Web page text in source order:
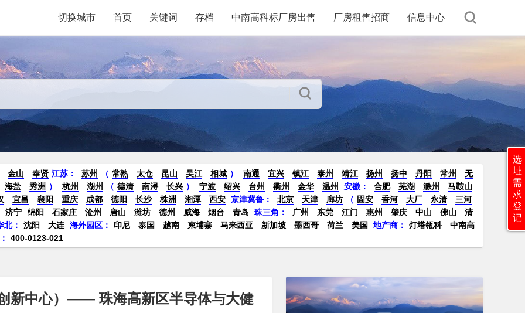
切换城市 首页 关键词 存档 中南高科标厂房出售 厂房租售招商 信息中心
金山 奉贤 江苏： 苏州 （ 常熟 太仓 昆山 吴江 相城 ） 南通 宜兴 镇江 泰州 靖江 扬州 扬中 丹阳 常州
无
海盐
秀洲 ） 杭州 湖州 （ 德清 南浔 长兴 ） 宁波 绍兴 台州 衢州 金华 温州 安徽： 合肥 芜湖 滁州
马鞍山
宜昌 襄阳 重庆 成都 德阳 长沙 株洲 湘潭 西安 京津冀鲁： 北京 天津 廊坊 （ 固安 香河 大厂 永清
三河
济宁
绵阳 石家庄 沧州 唐山 潍坊 德州 威海 烟台 青岛 珠三角： 广州 东莞 江门 惠州 肇庆 中山 佛山
清
北：
沈阳 大连 海外园区： 印尼 泰国 越南 柬埔寨 马来西亚 新加坡 墨西哥 荷兰 美国 地产商： 灯塔瓴科
中南高
400-0123-021
新中心）—— 珠海高新区半导体与大健
选
址
需
求
登
记